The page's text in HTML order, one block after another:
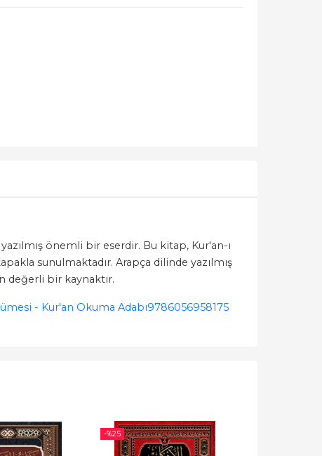
önemli bir eserdir. Bu kitap, Kur'an-ı
sunulmaktadır. Arapça dilinde yazılmış
değerli bir kaynaktır.
- Kur'an Okuma Adabı9786056958175
-%25